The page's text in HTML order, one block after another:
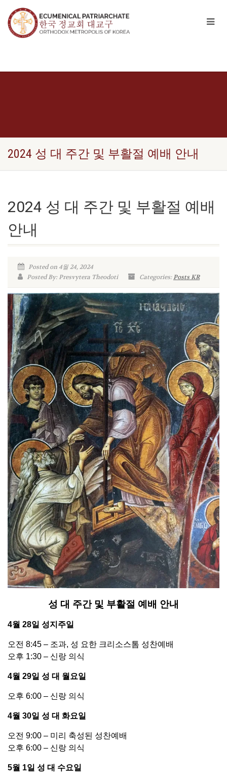
2024 성 대 주간 및 부활절 예배 안내
2024 성 대 주간 및 부활절 예배
안내
Posted on 4월 24, 2024
Posted By: Presvytera Theodoti
Categories:Posts KR
성 대 주간 및 부활절 예배 안내
4월 28일 성지주일
오전 8:45 – 조과, 성 요한 크리소스톰 성찬예배
오후 1:30 – 신랑 의식
4월 29일 성 대 월요일
오후 6:00 – 신랑 의식
4월 30일 성 대 화요일
오전 9:00 – 미리 축성된 성찬예배
오후 6:00 – 신랑 의식
5월 1일 성 대 수요일